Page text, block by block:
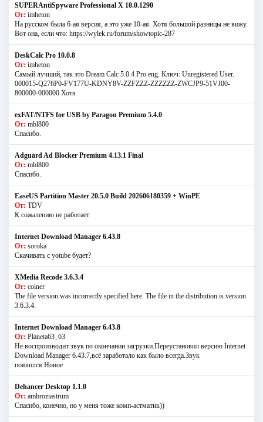
SUPERAntiSpyware Professional X 10.0.1290
От: imheton
На русском была 6-ая версия, а это уже 10-ая. Хотя большой разницы не вижу.
Вот она, если что: https://wylek.ru/forum/showtopic-287
DeskCalc Pro 10.0.8
От: imheton
Самый лучший, так это Dream Calc 5.0.4 Pro eng. Ключ: Unregistered User.
000015-Q276P0-FV177U-KDNY8V-ZZFZZZ-ZZZZZZ-ZWCJP9-51VJ00-
800000-000000 Хотя
exFAT/NTFS for USB by Paragon Premium 5.4.0
От: mbl800
Спасибо.
Adguard Ad Blocker Premium 4.13.1 Final
От: mbl800
Спасибо.
EaseUS Partition Master 20.5.0 Build 202606180359 + WinPE
От: TDV
К сожалению не работает
Internet Download Manager 6.43.8
От: soroka
Скачивать с yotube будет?
XMedia Recode 3.6.3.4
От: coiner
The file version was incorrectly specified here. The file in the distribution is version
3.6.3.4.
Internet Download Manager 6.43.8
От: Planeta63_63
Не воспроизводит звук по окончании загрузки.Переустановил версию Internet
Download Manager 6.43.7,всё заработало как было всегда.Звук
появился.Новое
Dehancer Desktop 1.1.0
От: ambroziastrum
Спасибо, конечно, но у меня тоже комп-астматик))